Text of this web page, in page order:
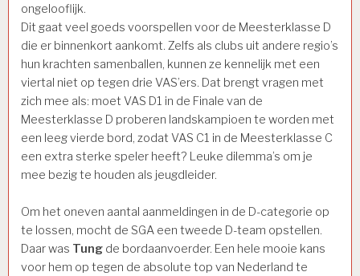
ongelooflijk.
Dit gaat veel goeds voorspellen voor de Meesterklasse D
die er binnenkort aankomt. Zelfs als clubs uit andere regio’s
hun krachten samenballen, kunnen ze kennelijk met een
viertal niet op tegen drie VAS’ers. Dat brengt vragen met
zich mee als: moet VAS D1 in de Finale van de
Meesterklasse D proberen landskampioen te worden met
een leeg vierde bord, zodat VAS C1 in de Meesterklasse C
een extra sterke speler heeft? Leuke dilemma’s om je
mee bezig te houden als jeugdleider.
Om het oneven aantal aanmeldingen in de D-categorie op
te lossen, mocht de SGA een tweede D-team opstellen.
Daar was Tung de bordaanvoerder. Een hele mooie kans
voor hem op tegen de absolute top van Nederland te